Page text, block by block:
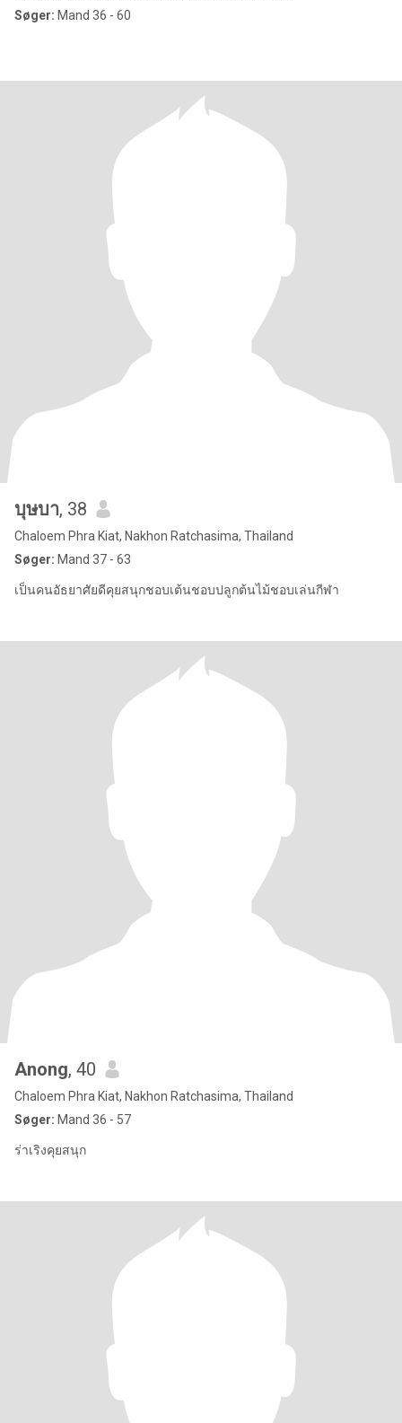
Søger: Mand 36 - 60
บุษบา, 38
Chaloem Phra Kiat, Nakhon Ratchasima, Thailand
Søger: Mand 37 - 63
เป็นคนอัธยาศัยดีคุยสนุกชอบเต้นชอบปลูกต้นไม้ชอบเล่นกีฬา
Anong, 40
Chaloem Phra Kiat, Nakhon Ratchasima, Thailand
Søger: Mand 36 - 57
ร่าเริงคุยสนุก